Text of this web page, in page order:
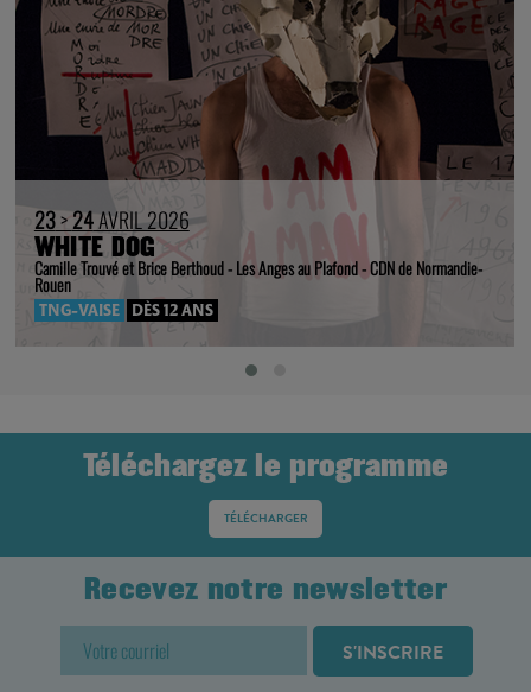
23>24AVRIL 2026
WHITE DOG
Camille Trouvé et Brice Berthoud - Les Anges au Plafond - CDN de Normandie-
Rouen
TNG-VAISE DÈS 12 ANS
Téléchargez le programme
TÉLÉCHARGER
Recevez notre newsletter